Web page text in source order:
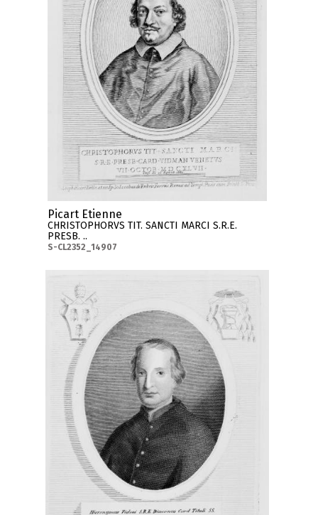
Picart Etienne
CHRISTOPHORVS TIT. SANCTI MARCI S.R.E.
PRESB. ..
S-CL2352_14907